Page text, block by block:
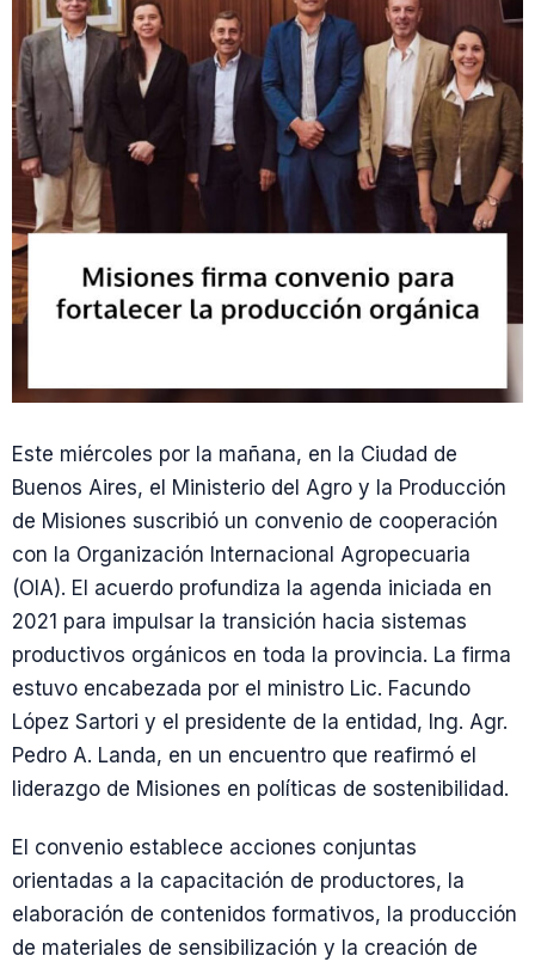
Este miércoles por la mañana, en la Ciudad de
Buenos Aires, el Ministerio del Agro y la Producción
de Misiones suscribió un convenio de cooperación
con la Organización Internacional Agropecuaria
(OIA). El acuerdo profundiza la agenda iniciada en
2021 para impulsar la transición hacia sistemas
productivos orgánicos en toda la provincia. La firma
estuvo encabezada por el ministro Lic. Facundo
López Sartori y el presidente de la entidad, Ing. Agr.
Pedro A. Landa, en un encuentro que reafirmó el
liderazgo de Misiones en políticas de sostenibilidad.
El convenio establece acciones conjuntas
orientadas a la capacitación de productores, la
elaboración de contenidos formativos, la producción
de materiales de sensibilización y la creación de